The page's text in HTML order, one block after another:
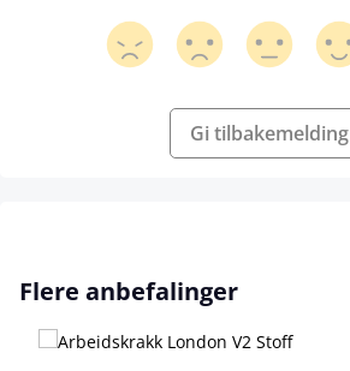
Gi tilbakemelding
Hopp over produktgalleri
Flere anbefalinger